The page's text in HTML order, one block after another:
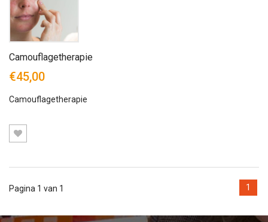
Camouflagetherapie
€45,00
Camouflagetherapie
Pagina 1 van 1 1